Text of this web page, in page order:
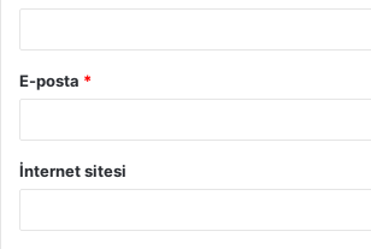
E-posta *
İnternet sitesi